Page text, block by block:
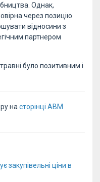
Однак,
через позицію
відносини з
партнером
було позитивним і
на сторінці АВМ
закупівельні ціни в